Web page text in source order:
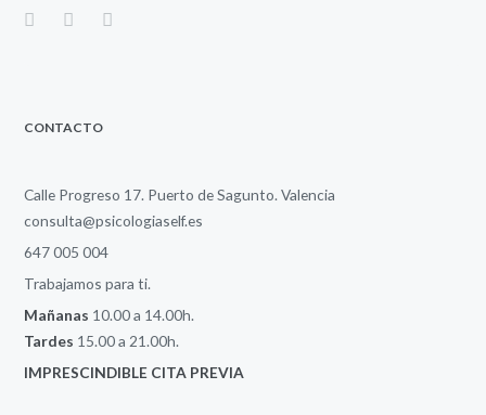
CONTACTO
Calle Progreso 17. Puerto de Sagunto. Valencia
consulta@psicologiaself.es
647 005 004
Trabajamos para ti.
Mañanas 10.00 a 14.00h.
Tardes 15.00 a 21.00h.
IMPRESCINDIBLE CITA PREVIA